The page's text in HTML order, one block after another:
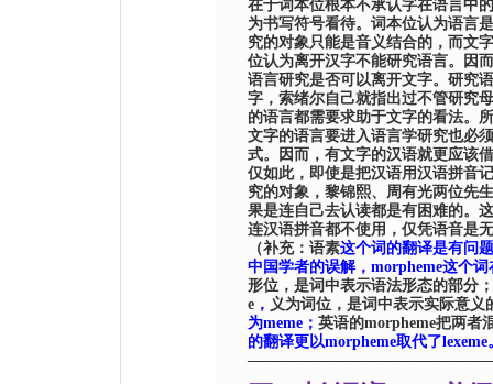
在于词本位根本不承认字在语言中
为书写符号看待。词本位认为语言
究的对象只能是音义结合的，而文
位认为离开汉字不能研究语言。因
语言研究是否可以离开文字。研究
字，索绪尔自己就指出过不管研究
的语言都需要求助于文字的看法。
文字的语言要进入语言学研究也必
式。因而，有文字的汉语就更应该
仅如此，即使是把汉语用汉语拼音
究的对象，黎锦熙、周有光两位先
果是连自己去认读都是有困难的。
连汉语拼音都不使用，仅凭语音是
（补充：语素这个词的翻译是有问
中国学者的误解， morpheme这个词
形位，是词中表示语法形态的部分
e ， 义为词位，是词中表示实际意义
为meme ； 英语的morpheme把两者
的翻译更以morpheme取代了lexeme